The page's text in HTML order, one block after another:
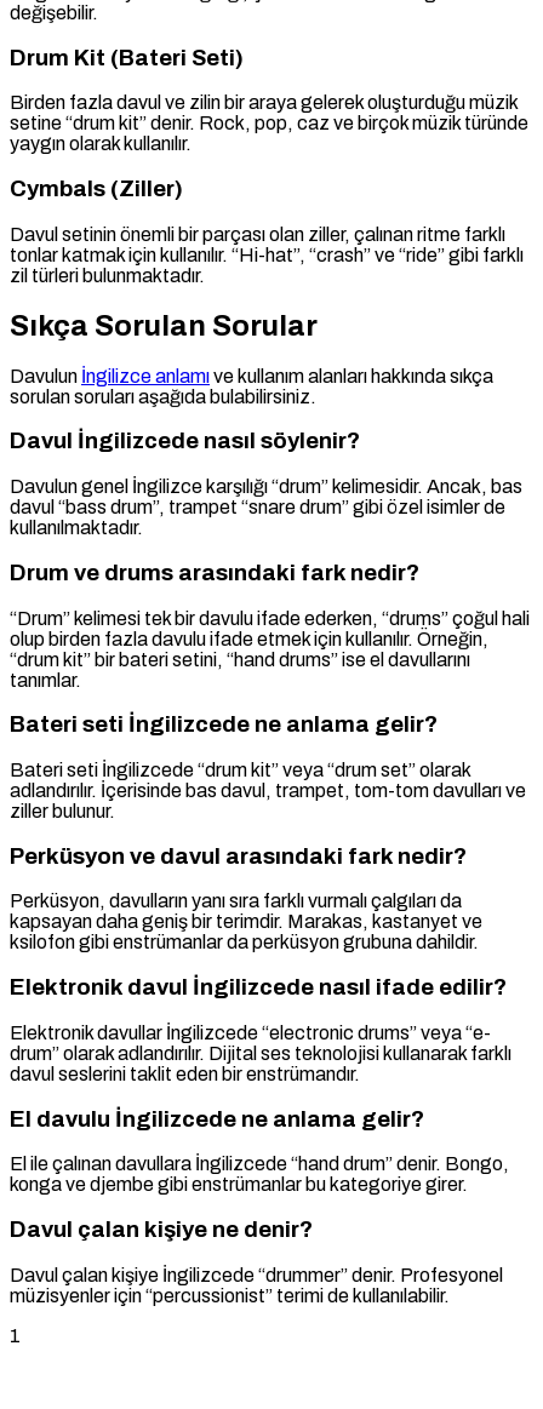
değişebilir.
Drum Kit (Bateri Seti)
Birden fazla davul ve zilin bir araya gelerek oluşturduğu müzik
setine “drum kit” denir. Rock, pop, caz ve birçok müzik türünde
yaygın olarak kullanılır.
Cymbals (Ziller)
Davul setinin önemli bir parçası olan ziller, çalınan ritme farklı
tonlar katmak için kullanılır. “Hi-hat”, “crash” ve “ride” gibi farklı
zil türleri bulunmaktadır.
Sıkça Sorulan Sorular
Davulun İngilizce anlamıve kullanım alanları hakkında sıkça
sorulan soruları aşağıda bulabilirsiniz.
Davul İngilizcede nasıl söylenir?
Davulun genel İngilizce karşılığı “drum” kelimesidir. Ancak, bas
davul “bass drum”, trampet “snare drum” gibi özel isimler de
kullanılmaktadır.
Drum ve drums arasındaki fark nedir?
“Drum” kelimesi tek bir davulu ifade ederken, “drums” çoğul hali
olup birden fazla davulu ifade etmek için kullanılır. Örneğin,
“drum kit” bir bateri setini, “hand drums” ise el davullarını
tanımlar.
Bateri seti İngilizcede ne anlama gelir?
Bateri seti İngilizcede “drum kit” veya “drum set” olarak
adlandırılır. İçerisinde bas davul, trampet, tom-tom davulları ve
ziller bulunur.
Perküsyon ve davul arasındaki fark nedir?
Perküsyon, davulların yanı sıra farklı vurmalı çalgıları da
kapsayan daha geniş bir terimdir. Marakas, kastanyet ve
ksilofon gibi enstrümanlar da perküsyon grubuna dahildir.
Elektronik davul İngilizcede nasıl ifade edilir?
Elektronik davullar İngilizcede “electronic drums” veya “e-
drum” olarak adlandırılır. Dijital ses teknolojisi kullanarak farklı
davul seslerini taklit eden bir enstrümandır.
El davulu İngilizcede ne anlama gelir?
El ile çalınan davullara İngilizcede “hand drum” denir. Bongo,
konga ve djembe gibi enstrümanlar bu kategoriye girer.
Davul çalan kişiye ne denir?
Davul çalan kişiye İngilizcede “drummer” denir. Profesyonel
müzisyenler için “percussionist” terimi de kullanılabilir.
1